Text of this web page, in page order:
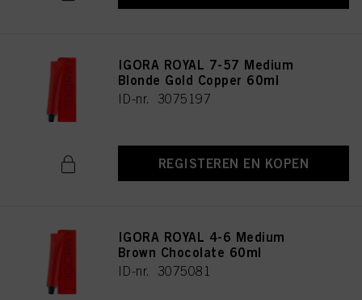
IGORA ROYAL 7-57 Medium
Blonde Gold Copper 60ml
ID-nr. 3075197
REGISTEREN EN KOPEN
IGORA ROYAL 4-6 Medium
Brown Chocolate 60ml
ID-nr. 3075081